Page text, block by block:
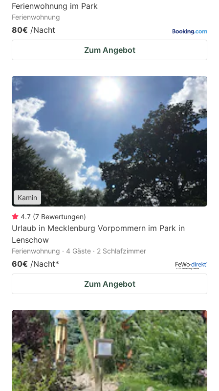
Ferienwohnung im Park
Ferienwohnung
80€ /Nacht
Zum Angebot
Kamin
4.7 (7 Bewertungen)
Urlaub in Mecklenburg Vorpommern im Park in
Lenschow
Ferienwohnung · 4 Gäste · 2 Schlafzimmer
60€ /Nacht*
Zum Angebot